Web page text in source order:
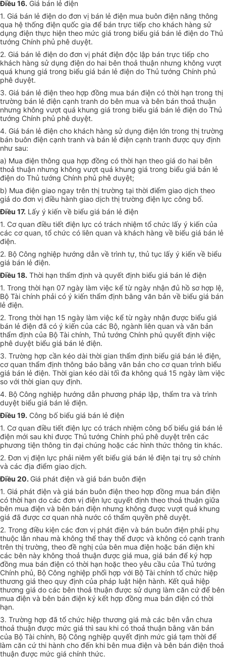
Điều 16. Giá bán lẻ điện
1. Giá bán lẻ điện do đơn vị bán lẻ điện mua buôn điện năng thông
qua hệ thống điện quốc gia để bán trực tiếp cho khách hàng sử
dụng điện thực hiện theo mức giá trong biểu giá bán lẻ điện do Thủ
tướng Chính phủ phê duyệt.
2. Giá bán lẻ điện do đơn vị phát điện độc lập bán trực tiếp cho
khách hàng sử dụng điện do hai bên thoả thuận nhưng không vượt
quá khung giá trong biểu giá bán lẻ điện do Thủ tướng Chính phủ
phê duyệt.
3. Giá bán lẻ điện theo hợp đồng mua bán điện có thời hạn trong thị
trường bán lẻ điện cạnh tranh do bên mua và bên bán thoả thuận
nhưng không vượt quá khung giá trong biểu giá bán lẻ điện do Thủ
tướng Chính phủ phê duyệt.
4. Giá bán lẻ điện cho khách hàng sử dụng điện lớn trong thị trường
bán buôn điện cạnh tranh và bán lẻ điện cạnh tranh được quy định
như sau:
a) Mua điện thông qua hợp đồng có thời hạn theo giá do hai bên
thoả thuận nhưng không vượt quá khung giá trong biểu giá bán lẻ
điện do Thủ tướng Chính phủ phê duyệt;
b) Mua điện giao ngay trên thị trường tại thời điểm giao dịch theo
giá do đơn vị điều hành giao dịch thị trường điện lực công bố.
Điều 17. Lấy ý kiến về biểu giá bán lẻ điện
1. Cơ quan điều tiết điện lực có trách nhiệm tổ chức lấy ý kiến của
các cơ quan, tổ chức có liên quan và khách hàng về biểu giá bán lẻ
điện.
2. Bộ Công nghiệp hướng dẫn về trình tự, thủ tục lấy ý kiến về biểu
giá bán lẻ điện.
Điều 18. Thời hạn thẩm định và quyết định biểu giá bán lẻ điện
1. Trong thời hạn 07 ngày làm việc kể từ ngày nhận đủ hồ sơ hợp lệ,
Bộ Tài chính phải có ý kiến thẩm định bằng văn bản về biểu giá bán
lẻ điện.
2. Trong thời hạn 15 ngày làm việc kể từ ngày nhận được biểu giá
bán lẻ điện đã có ý kiến của các Bộ, ngành liên quan và văn bản
thẩm định của Bộ Tài chính, Thủ tướng Chính phủ quyết định việc
phê duyệt biểu giá bán lẻ điện.
3. Trường hợp cần kéo dài thời gian thẩm định biểu giá bán lẻ điện,
cơ quan thẩm định thông báo bằng văn bản cho cơ quan trình biểu
giá bán lẻ điện. Thời gian kéo dài tối đa không quá 15 ngày làm việc
so với thời gian quy định.
4. Bộ Công nghiệp hướng dẫn phương pháp lập, thẩm tra và trình
duyệt biểu giá bán lẻ điện.
Điều 19. Công bố biểu giá bán lẻ điện
1. Cơ quan điều tiết điện lực có trách nhiệm công bố biểu giá bán lẻ
điện mới sau khi được Thủ tướng Chính phủ phê duyệt trên các
phương tiện thông tin đại chúng hoặc các hình thức thông tin khác.
2. Đơn vị điện lực phải niêm yết biểu giá bán lẻ điện tại trụ sở chính
và các địa điểm giao dịch.
Điều 20. Giá phát điện và giá bán buôn điện
1. Giá phát điện và giá bán buôn điện theo hợp đồng mua bán điện
có thời hạn do các đơn vị điện lực quyết định theo thoả thuận giữa
bên mua điện và bên bán điện nhưng không được vượt quá khung
giá đã được cơ quan nhà nước có thẩm quyền phê duyệt.
2. Trong điều kiện các đơn vị phát điện và bán buôn điện phải phụ
thuộc lẫn nhau mà không thể thay thế được và không có cạnh tranh
trên thị trường, theo đề nghị của bên mua điện hoặc bán điện khi
các bên này không thoả thuận được giá mua, giá bán để ký hợp
đồng mua bán điện có thời hạn hoặc theo yêu cầu của Thủ tướng
Chính phủ, Bộ Công nghiệp phối hợp với Bộ Tài chính tổ chức hiệp
thương giá theo quy định của pháp luật hiện hành. Kết quả hiệp
thương giá do các bên thoả thuận được sử dụng làm căn cứ để bên
mua điện và bên bán điện ký kết hợp đồng mua bán điện có thời
hạn.
3. Trường hợp đã tổ chức hiệp thương giá mà các bên vẫn chưa
thoả thuận được mức giá thì sau khi có thoả thuận bằng văn bản
của Bộ Tài chính, Bộ Công nghiệp quyết định mức giá tạm thời để
làm căn cứ thi hành cho đến khi bên mua điện và bên bán điện thoả
thuận được mức giá chính thức.